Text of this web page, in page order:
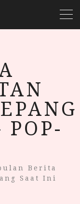
Berita
Saat Ini